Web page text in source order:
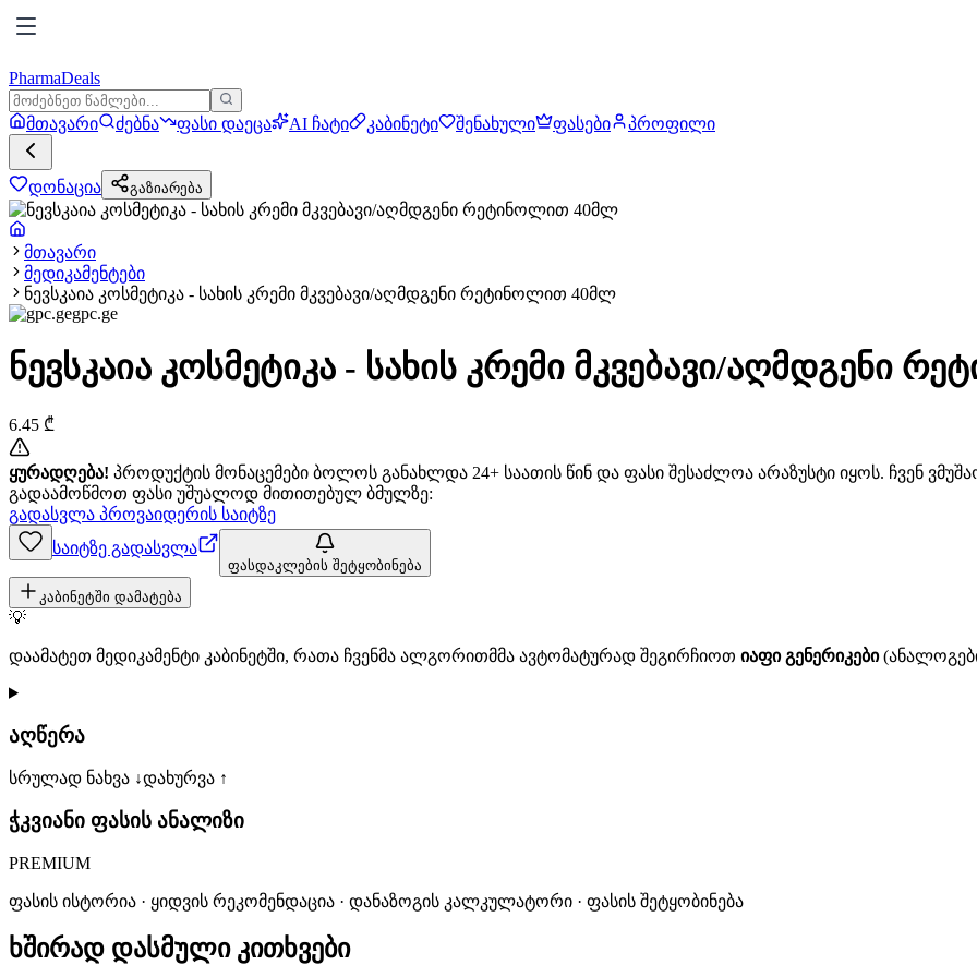
PharmaDeals
მთავარი ძებნა ფასი დაეცა AI ჩატი კაბინეტი შენახული ფასები პროფილი
დონაცია გაზიარება
მთავარი
მედიკამენტები
ნევსკაია კოსმეტიკა - სახის კრემი მკვებავი/აღმდგენი რეტინოლით 40მლ
gpc.ge
ნევსკაია კოსმეტიკა - სახის კრემი მკვებავი/აღმდგენი
6.45 ₾
ყურადღება! პროდუქტის მონაცემები ბოლოს განახლდა 24+ საათის წინ და ფასი შესაძლოა არაზუსტი იყოს. ჩვენ
გადაამოწმოთ ფასი უშუალოდ მითითებულ ბმულზე:
გადასვლა პროვაიდერის საიტზე
საიტზე გადასვლა
ფასდაკლების შეტყობინება
კაბინეტში დამატება
💡
დაამატეთ მედიკამენტი კაბინეტში, რათა ჩვენმა ალგორითმმა ავტომატურად შეგირჩიოთ იაფი გენერიკები
აღწერა
სრულად ნახვა ↓დახურვა ↑
ჭკვიანი ფასის ანალიზი
PREMIUM
ფასის ისტორია · ყიდვის რეკომენდაცია · დანაზოგის კალკულატორი · ფასის შეტყობინება
ხშირად დასმული კითხვები